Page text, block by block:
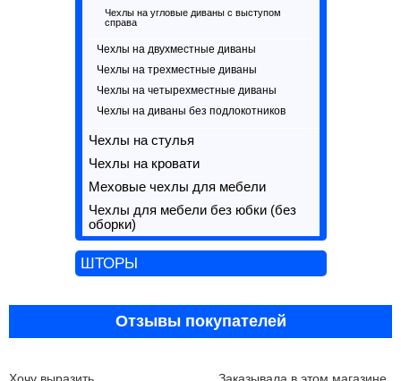
Чехлы на угловые диваны с выступом
справа
Чехлы на двухместные диваны
Чехлы на трехместные диваны
Чехлы на четырехместные диваны
Чехлы на диваны без подлокотников
Чехлы на стулья
Чехлы на кровати
Меховые чехлы для мебели
Чехлы для мебели без юбки (без
оборки)
ШТОРЫ
Отзывы покупателей